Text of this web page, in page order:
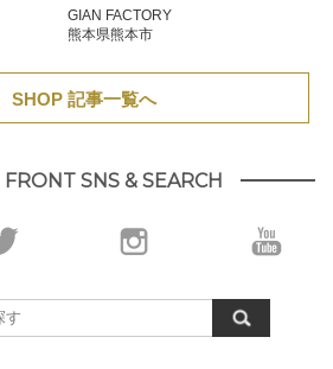
GIAN FACTORY
熊本県熊本市
SHOP 記事一覧へ
SNS & SEARCH